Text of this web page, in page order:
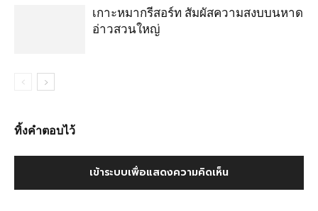
เกาะหมากรีสอร์ท สัมผัสความสงบบนหาด
อ่าวสวนใหญ่
ทิ้งคำตอบไว้
เข้าระบบเพื่อแสดงความคิดเห็น